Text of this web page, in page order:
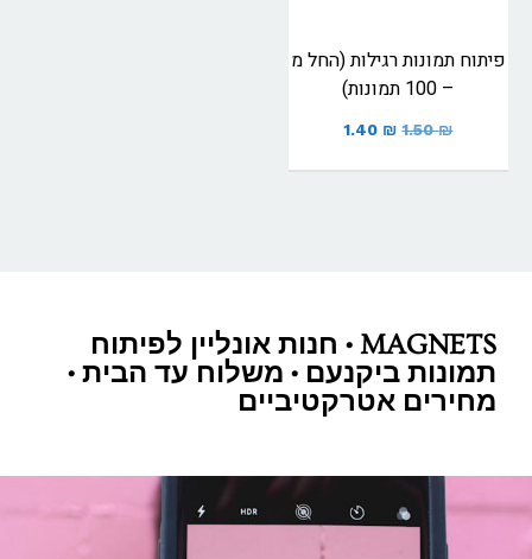
פיתוח תמונות רגילות (החל מ
– 100 תמונות)
1.50₪
1.40 ₪
MAGNETS • חנות אונליין לפיתוח
תמונות ביקנעם • משלוח עד הבית •
מחירים אטרקטיביים